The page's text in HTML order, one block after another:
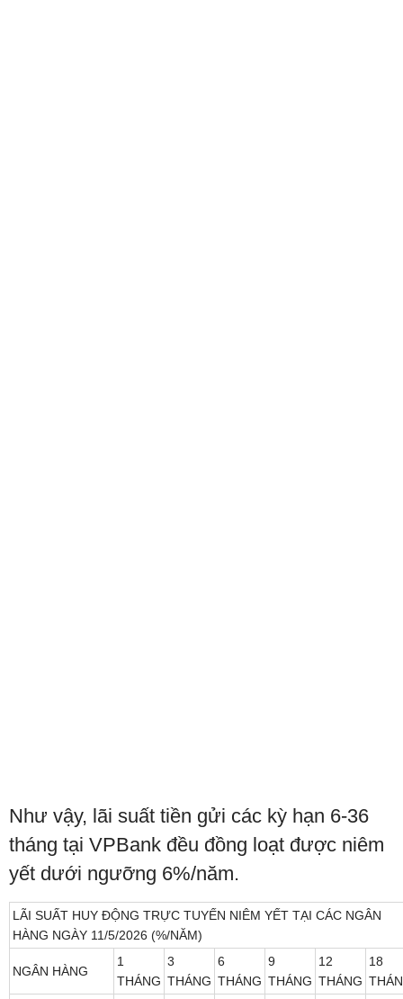
Như vậy, lãi suất tiền gửi các kỳ hạn 6-36
tháng tại VPBank đều đồng loạt được niêm
yết dưới ngưỡng 6%/năm.
LÃI SUẤT HUY ĐỘNG TRỰC TUYẾN NIÊM YẾT TẠI CÁC NGÂN
HÀNG NGÀY 11/5/2026 (%/NĂM)
NGÂN HÀNG
1
THÁNG
3
THÁNG
6
THÁNG
9
THÁNG
12
THÁNG
18